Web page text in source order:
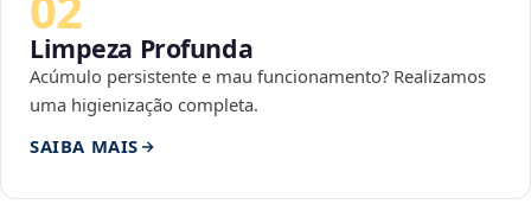
Limpeza Profunda
Acúmulo persistente e mau funcionamento? Realizamos
uma higienização completa.
SAIBA MAIS